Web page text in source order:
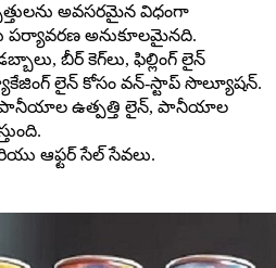
అవసరమైన విధంగా
పర్యావరణ అనుకూలమైనది.
బీర్ కెగ్‌లు, ఫిల్లింగ్ లైన్
లైన్ కోసం వన్-స్టాప్ సొల్యూషన్.
పానీయాల ఉత్పత్తి లైన్, పానీయాల
ఆఫ్టర్ సేల్ సేవలు.